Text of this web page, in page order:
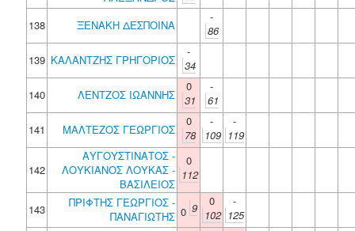
138
ΞΕΝΑΚΗ ΔΕΣΠΟΙΝΑ
-
86
139 ΚΑΛΑΝΤΖΗΣ ΓΡΗΓΟΡΙΟΣ
-
34
140
ΛΕΝΤΖΟΣ ΙΩΑΝΝΗΣ
0
31
-
61
141
ΜΑΛΤΕΖΟΣ ΓΕΩΡΓΙΟΣ
0
78
-
109
-
119
142
ΑΥΓΟΥΣΤΙΝΑΤΟΣ -
ΛΟΥΚΙΑΝΟΣ ΛΟΥΚΑΣ -
ΒΑΣΙΛΕΙΟΣ
0
112
143
ΠΡΙΦΤΗΣ ΓΕΩΡΓΙΟΣ -
ΠΑΝΑΓΙΩΤΗΣ 0 9
0
102
-
125